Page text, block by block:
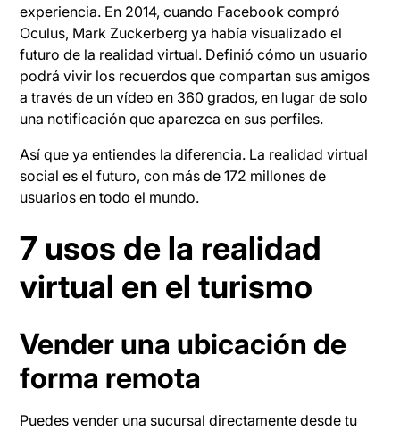
experiencia. En 2014, cuando Facebook compró
Oculus, Mark Zuckerberg ya había visualizado el
futuro de la realidad virtual. Definió cómo un usuario
podrá vivir los recuerdos que compartan sus amigos
a través de un vídeo en 360 grados, en lugar de solo
una notificación que aparezca en sus perfiles.
Así que ya entiendes la diferencia. La realidad virtual
social es el futuro, con más de 172 millones de
usuarios en todo el mundo.
7 usos de la realidad
virtual en el turismo
Vender una ubicación de
forma remota
Puedes vender una sucursal directamente desde tu